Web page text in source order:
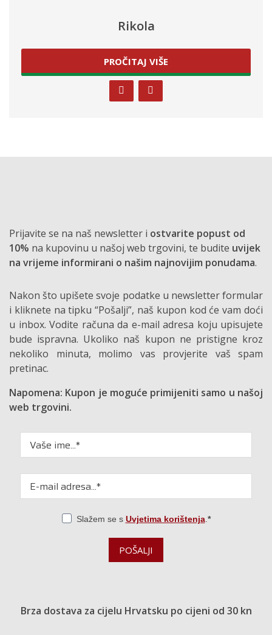
Rikola
PROČITAJ VIŠE
Prijavite se na naš newsletter i ostvarite popust od
10% na kupovinu u našoj web trgovini, te budite uvijek
na vrijeme informirani o našim najnovijim ponudama.
Nakon što upišete svoje podatke u newsletter formular
i kliknete na tipku “Pošalji”, naš kupon kod će vam doći
u inbox. Vodite računa da e-mail adresa koju upisujete
bude ispravna. Ukoliko naš kupon ne pristigne kroz
nekoliko minuta, molimo vas provjerite vaš spam
pretinac.
Napomena: Kupon je moguće primijeniti samo u našoj
web trgovini.
Slažem se s Uvjetima korištenja.
POŠALJI
Brza dostava za cijelu Hrvatsku po cijeni od 30 kn